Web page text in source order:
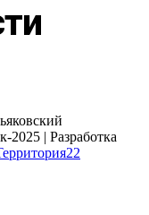
2025 | Разработка